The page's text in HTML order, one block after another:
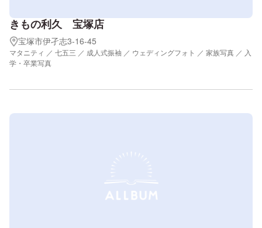
きもの利久 宝塚店
宝塚市伊孑志3-16-45
マタニティ ／ 七五三 ／ 成人式振袖 ／ ウェディングフォト ／ 家族写真 ／ 入
学・卒業写真